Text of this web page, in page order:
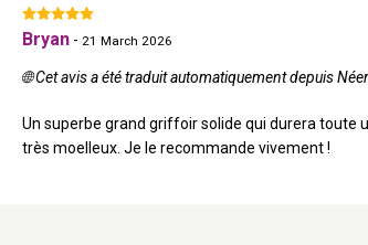
Bryan - 21 March 2026
🌐 Cet avis a été traduit automatiquement depuis
Un superbe grand griffoir solide qui durera toute
très moelleux. Je le recommande vivement !